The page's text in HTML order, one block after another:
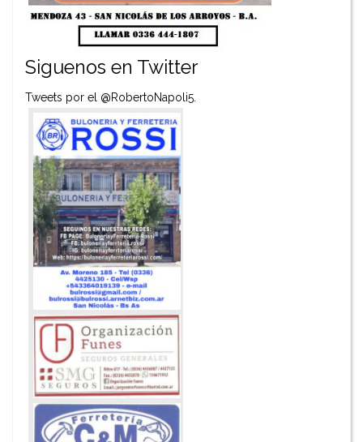
Siguenos en Twitter
Tweets por el @RobertoNapoli5.